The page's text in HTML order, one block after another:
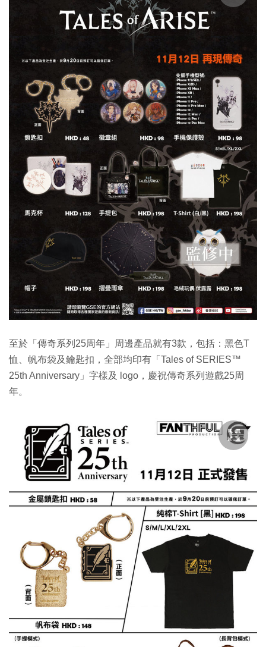
至於「傳奇系列25周年」周邊產品就有3款，包括：黑色T
恤、帆布袋及鑰匙扣，全部均印有「Tales of SERIES™
25th Anniversary」字樣及 logo，慶祝傳奇系列遊戲25周
年。